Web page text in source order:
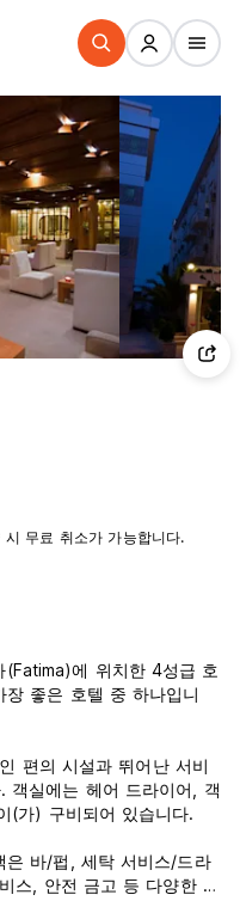
무료 취소가 가능합니다.
에 위치한 4성급 호
좋은 호텔 중 하나입니
편의 시설과 뛰어난 서비
객실에는 헤어 드라이어, 객
(가) 구비되어 있습니다.
은 바/펍, 세탁 서비스/드라
스, 안전 금고 등 다양한 호